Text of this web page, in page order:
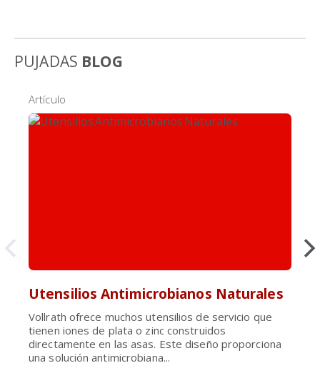
PUJADAS BLOG
Artículo
Utensilios Antimicrobianos Naturales
Vollrath ofrece muchos utensilios de servicio que
tienen iones de plata o zinc construidos
directamente en las asas. Este diseño proporciona
una solución antimicrobiana...